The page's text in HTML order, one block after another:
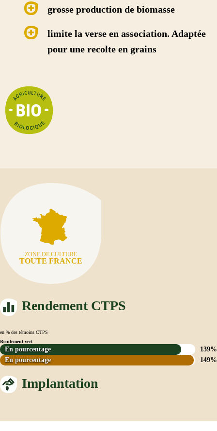
grosse production de biomasse
limite la verse en association. Adaptée
pour une recolte en grains
ZONE DE CULTURE
TOUTE FRANCE
Rendement CTPS
en % des témoins CTPS
Rendement vert
En pourcentage
139%
En pourcentage
149%
Implantation